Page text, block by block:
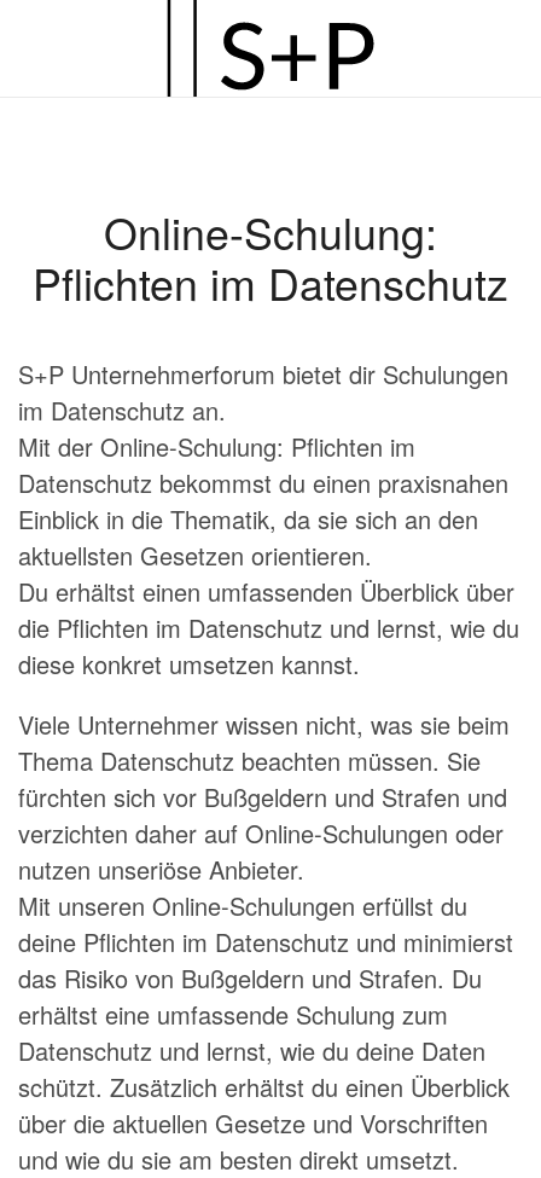
Hauptinhalt
Online-Schulung:
Pflichten im Datenschutz
S+P Unternehmerforum bietet dir Schulungen
im Datenschutz an.
Mit der Online-Schulung: Pflichten im
Datenschutz bekommst du einen praxisnahen
Einblick in die Thematik, da sie sich an den
aktuellsten Gesetzen orientieren.
Du erhältst einen umfassenden Überblick über
die Pflichten im Datenschutz und lernst, wie du
diese konkret umsetzen kannst.
Viele Unternehmer wissen nicht, was sie beim
Thema Datenschutz beachten müssen. Sie
fürchten sich vor Bußgeldern und Strafen und
verzichten daher auf Online-Schulungen oder
nutzen unseriöse Anbieter.
Mit unseren Online-Schulungen erfüllst du
deine Pflichten im Datenschutz und minimierst
das Risiko von Bußgeldern und Strafen. Du
erhältst eine umfassende Schulung zum
Datenschutz und lernst, wie du deine Daten
schützt. Zusätzlich erhältst du einen Überblick
über die aktuellen Gesetze und Vorschriften
und wie du sie am besten direkt umsetzt.